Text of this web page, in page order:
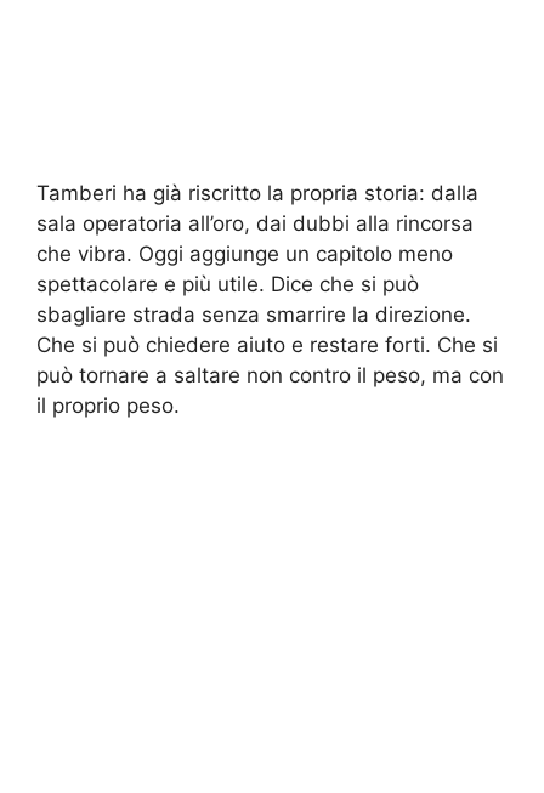
Tamberi ha già riscritto la propria storia: dalla
sala operatoria all’oro, dai dubbi alla rincorsa
che vibra. Oggi aggiunge un capitolo meno
spettacolare e più utile. Dice che si può
sbagliare strada senza smarrire la direzione.
Che si può chiedere aiuto e restare forti. Che si
può tornare a saltare non contro il peso, ma con
il proprio peso.